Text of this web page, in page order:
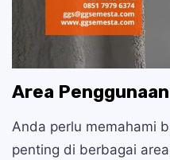
Area
Anda perlu memahami
penting di berbagai